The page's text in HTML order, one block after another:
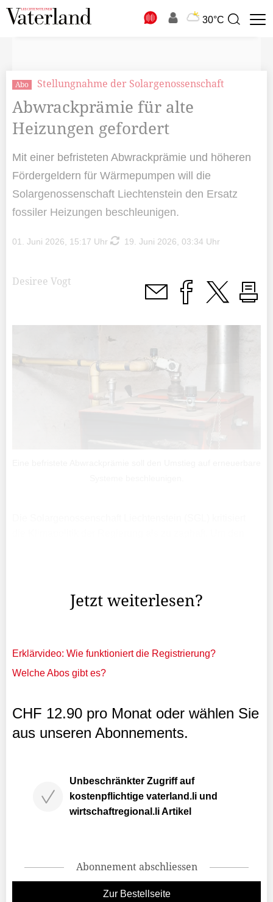
30°C
Suchbegriff
Abo Stellungnahme der Solargenossenschaft
Abwrackprämie für alte
Heizungen gefordert
Mit einer befristeten Abwrackprämie und höheren
Fördergeldern für Wärmepumpen will die
Solargenossenschaft Liechtenstein den Ersatz
fossiler Heizungen beschleunigen.
01. Juni 2026, 15:17 Uhr 19. Juni 2026, 03:34 Uhr
Desiree Vogt
Jetzt weiterlesen?
Erklärvideo: Wie funktioniert die Registrierung?
Welche Abos gibt es?
CHF 12.90 pro Monat oder wählen Sie
aus unseren Abonnements.
Unbeschränkter Zugriff auf
kostenpflichtige vaterland.li und
wirtschaftregional.li Artikel
Abonnement abschliessen
Zur Bestellseite